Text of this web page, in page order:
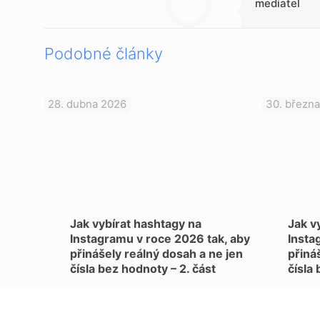
mediatel
Podobné články
28. dubna 2026
Jak vybírat hashtagy na
Instagramu v roce 2026 tak, aby
přinášely reálný dosah a ne jen
čísla bez hodnoty – 2. část
30.
Jak
čísla